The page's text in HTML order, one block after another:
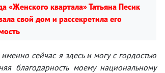
«Женского квартала» Татьяна Песик
свой дом и рассекретила его
сейчас я здесь и могу с гордостью
благодарность моему национальному